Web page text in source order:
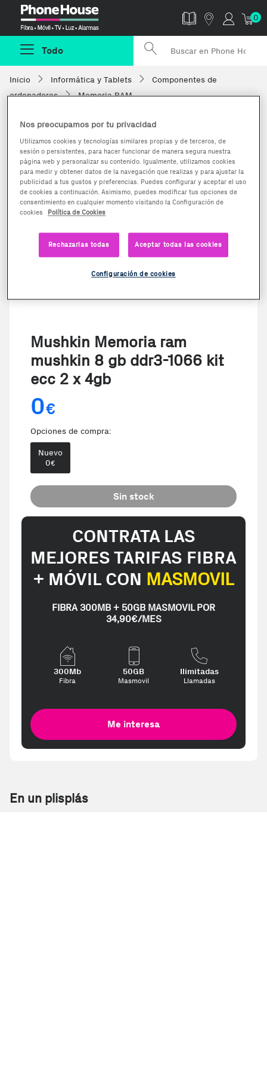
0
Todo
Inicio Informática y Tablets
Componentes de
ordenadores
Memoria RAM
Mushkin Memoria ram
mushkin 8 gb ddr3-1066 kit
ecc 2 x 4gb
0€
Opciones de compra:
Nuevo
0€
Sin stock
CONTRATA LAS
MEJORES TARIFAS FIBRA
+ MÓVIL CON MASMOVIL
FIBRA 300MB + 50GB MASMOVIL POR
34,90€/MES
300Mb
Fibra
50GB
Masmovil
Ilimitadas
Llamadas
Me interesa
En un plisplás
Nos preocupamos por tu privacidad
Utilizamos cookies y tecnologías similares propias y de terceros, de
sesión o persistentes, para hacer funcionar de manera segura nuestra
página web y personalizar su contenido. Igualmente, utilizamos cookies
para medir y obtener datos de la navegación que realizas y para ajustar la
publicidad a tus gustos y preferencias. Puedes configurar y aceptar el uso
de cookies a continuación. Asimismo, puedes modificar tus opciones de
consentimiento en cualquier momento visitando la Configuración de
cookies
Política de Cookies
Rechazarlas todas Aceptar todas las cookies
Configuración de cookies